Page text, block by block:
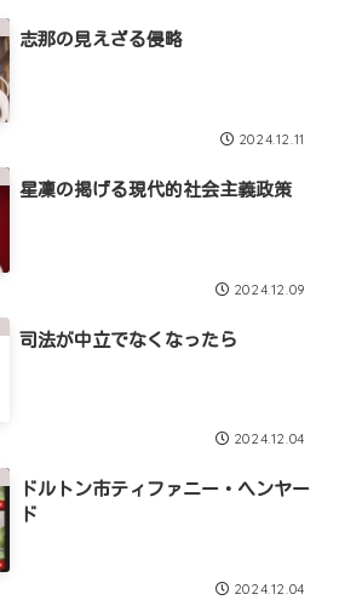
志那の見えざる侵略
2024.12.11
星凜の掲げる現代的社会主義政策
2024.12.09
司法が中立でなくなったら
2024.12.04
ドルトン市ティファニー・ヘンヤー
ド
2024.12.04